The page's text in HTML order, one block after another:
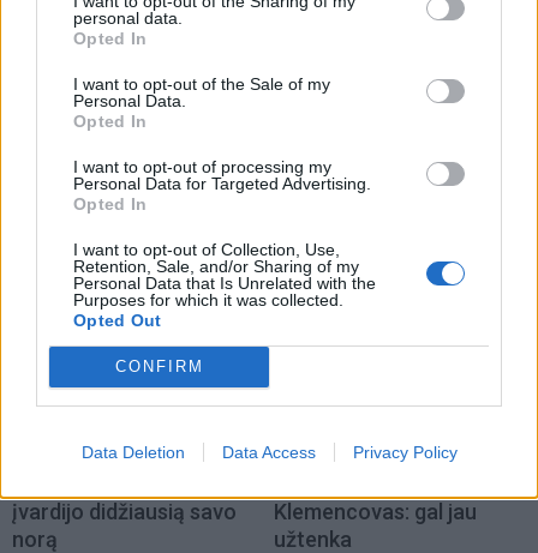
personal data.
Opted In
I want to opt-out of the Sale of my
Personal Data.
Opted In
I want to opt-out of processing my
Personal Data for Targeted Advertising.
Opted In
I want to opt-out of Collection, Use,
Retention, Sale, and/or Sharing of my
Personal Data that Is Unrelated with the
Purposes for which it was collected.
Opted Out
CONFIRM
Data Deletion Data Access Privacy Policy
žaidimuose, kur sprendimai priimami ne pagal
emocijas, o pagal griežtus pragmatinius interesus.
Į Klaipėdą iš emigracijos
įvardijo didžiausią savo
norą
Jūros šventę anksčiau
Klemencovas: gal jau
užtenka